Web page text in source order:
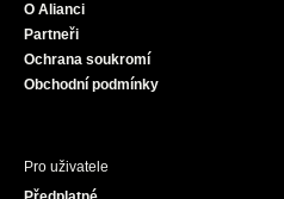
O Alianci
Partneři
Ochrana soukromí
Obchodní podmínky
Pro uživatele